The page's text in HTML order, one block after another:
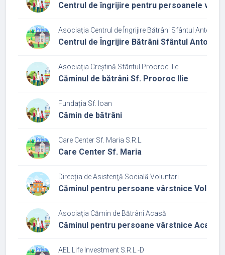
Centrul de îngrijire pentru persoanele
Asociația Centrul de Îngrijire Bătrâni Sfântul Anton
Centrul de Îngrijire Bătrâni Sfântul Anton
Asociația Creștină Sfântul Prooroc Ilie
Căminul de bătrâni Sf. Prooroc Ilie
Fundația Sf. Ioan
Cămin de bătrâni
Care Center Sf. Maria S.R.L.
Care Center Sf. Maria
Direcția de Asistenţă Socială Voluntari
Căminul pentru persoane vârstnice
Asociaţia Cămin de Bătrâni Acasă
Căminul pentru persoane vârstnice Acasă 1
AEL Life Investment S.R.L.-D